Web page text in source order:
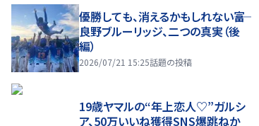
優勝しても、消えるかもしれない――富
良野ブルーリッジ、二つの真実（後
編）
2026/07/21 15:25話題の投稿
19歳ヤマルの“年上恋人♡”ガルシ
ア、50万いいね獲得SNS爆跳ねか